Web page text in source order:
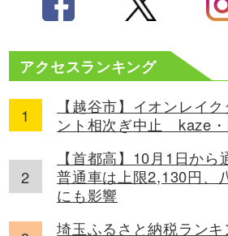
アクセスランキング
【越谷市】イオンレイ
ント相次ぎ中止 kaze
【首都高】10月1日か
普通車は上限2,130円、
にも影響
埼玉ふるさと納税ラン